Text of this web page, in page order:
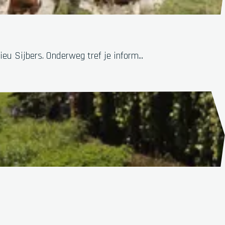
Sijbers. Onderweg tref je inform...